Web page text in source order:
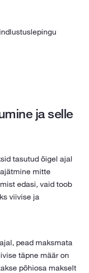
ja selle
tasutud õigel ajal
mitte
edasi, vaid toob
viivise ja
pead maksmata
täpne määr on
põhiosa makselt